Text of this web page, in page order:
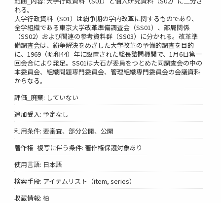
れる。
大学行政資料（S01）は紛争期の学内改革に関するものであり、
全学組織である東京大学改革準備調査会（SS01）、部局関係
（SS02）および関連の参考資料群（SS03）に分かれる。改革準
備調査会は、紛争解決をめざした大学改革の予備的調査を目的
に、1969（昭和44）年に設置された総長諮問機関で、1月6日第一
回会合により発足。SS01は大石が委員をつとめた同調査会の中の
本委員会、組織問題専門委員会、管理組織専門委員会の会議資料
からなる。
評価_廃棄: していない
追加受入: 予定なし
利用条件: 要審査、部分公開、公開
著作権_複写に伴う条件: 著作権保護対象あり
使用言語: 日本語
検索手段: アイテムリスト（item, series）
収蔵情報: 柏